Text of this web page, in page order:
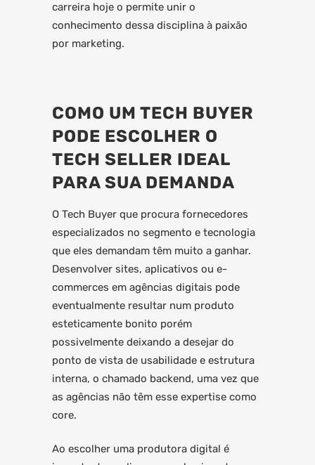
carreira hoje o permite unir o
conhecimento dessa disciplina à paixão
por marketing.
COMO UM TECH BUYER
PODE ESCOLHER O
TECH SELLER IDEAL
PARA SUA DEMANDA
O Tech Buyer que procura fornecedores
especializados no segmento e tecnologia
que eles demandam têm muito a ganhar.
Desenvolver sites, aplicativos ou e-
commerces em agências digitais pode
eventualmente resultar num produto
esteticamente bonito porém
possivelmente deixando a desejar do
ponto de vista de usabilidade e estrutura
interna, o chamado backend, uma vez que
as agências não têm esse expertise como
core.
Ao escolher uma produtora digital é